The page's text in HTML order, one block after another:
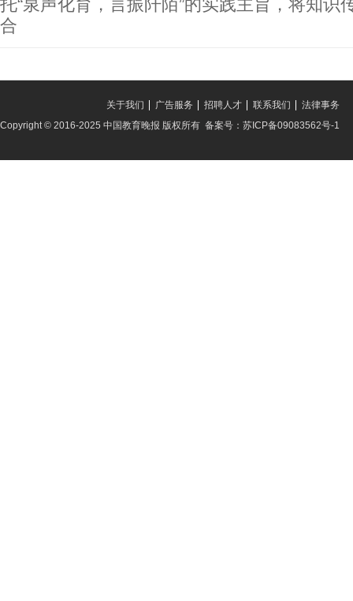
托“泉声化育，言振阡陌”的实践主旨，将知识
合
法律事务
联系我们
招聘人才
广告服务
关于我们
Copyright © 2016-2025 中国教育晚报 版权所有 备案号：苏ICP备09083562号-1